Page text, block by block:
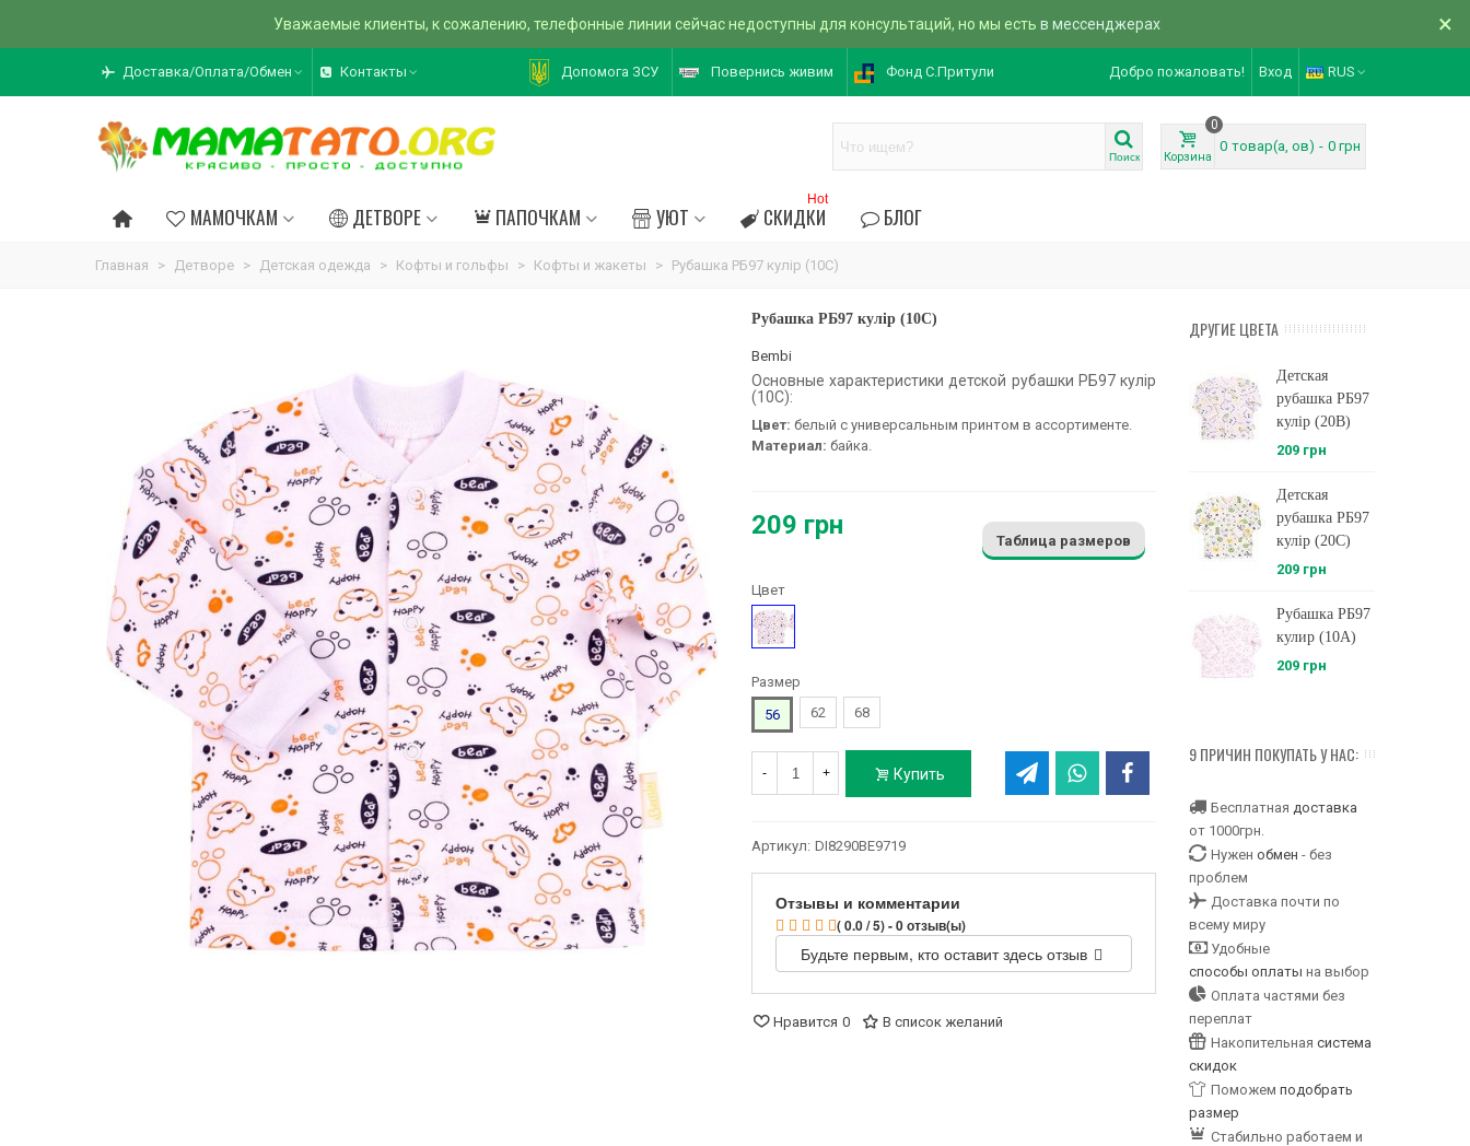
Уважаемые клиенты, к сожалению, телефонные линии сейчас недоступны для консультаций, но мы есть в мессенджерах ×
Доставка/Оплата/Обмен Контакты Допомога ЗСУ Повернись живим Фонд С.Притули Добро пожаловать! Вход RUS
Поиск Корзина
0
0 товар(а, ов) - 0 грн
МАМОЧКАМ ДЕТВОРЕ ПАПОЧКАМ УЮТ СКИДКИ
Hot
БЛОГ
Главная > Детворе > Детская одежда > Кофты и гольфы > Кофты и жакеты > Рубашка РБ97 кулір (10C)
Рубашка РБ97 кулір (10C)
Bembi
Основные характеристики детской рубашки РБ97 кулір
(10C):
Цвет: белый с универсальным принтом в ассортименте.
Материал: байка.
209 грн
Таблица размеров
Цвет
Рисунок
Размер
56
62 68
- + Купить
Артикул: DI8290BE9719
Отзывы и комментарии
( 0.0 / 5) - 0 отзыв(ы)
Будьте первым, кто оставит здесь отзыв
Нравится 0 В список желаний
ДРУГИЕ ЦВЕТА
Детская
рубашка РБ97
кулір (20B)
209 грн
Детская
рубашка РБ97
кулір (20C)
209 грн
Рубашка РБ97
кулир (10А)
209 грн
9 ПРИЧИН ПОКУПАТЬ У НАС:
Бесплатная доставка
от 1000грн.
Нужен обмен - без
проблем
Доставка почти по
всему миру
Удобные
способы оплаты на выбор
Оплата частями без
переплат
Накопительная система
скидок
Поможем подобрать
размер
Стабильно работаем и